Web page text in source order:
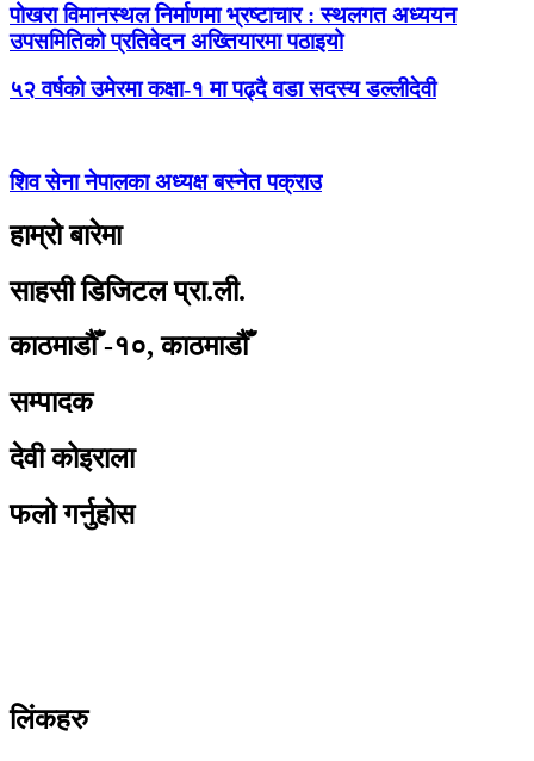
पोखरा विमानस्थल निर्माणमा भ्रष्टाचार : स्थलगत अध्ययन
उपसमितिको प्रतिवेदन अख्तियारमा पठाइयो
५२ वर्षको उमेरमा कक्षा-१ मा पढ्दै वडा सदस्य डल्लीदेवी
शिव सेना नेपालका अध्यक्ष बस्नेत पक्राउ
हाम्रो बारेमा
साहसी डिजिटल प्रा.ली.
काठमाडौँ -१०, काठमाडौँ
सम्पादक
देवी कोइराला
फलो गर्नुहोस
लिंकहरु